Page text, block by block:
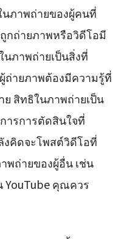
ภาพถ่ายของผู้คนที่
กถ่ายภาพหรือวิดีโอมี
ภาพถ่ายเป็นสิ่งที่
ายภาพต้องมีความรู้ที่
สิทธิในภาพถ่ายเป็น
ารการตัดสินใจที่
คิดจะโพสต์วิดีโอที่
พถ่ายของผู้อื่น เช่น
YouTube คุณควร